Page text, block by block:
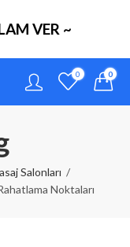
VER ~
0 0
Salonları
Noktaları